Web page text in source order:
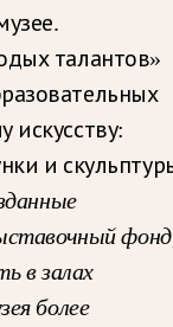
талантов»
искусству:
и
в залах
более